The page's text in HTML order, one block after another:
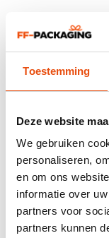
Toestemming
Deze website
We gebruiken
personaliseren,
en om ons
informatie over
partners voor
partners kunnen
Sacs en papier
À partir de 100
1 format et 3